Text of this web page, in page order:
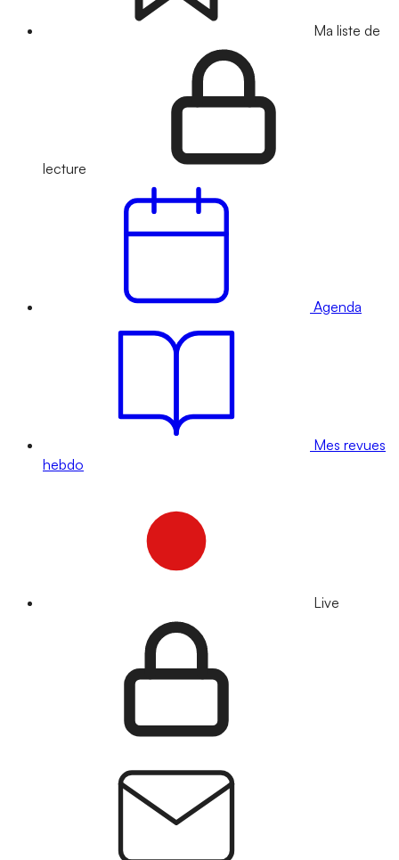
Ma liste de
lecture
Agenda
Mes revues
hebdo
Live